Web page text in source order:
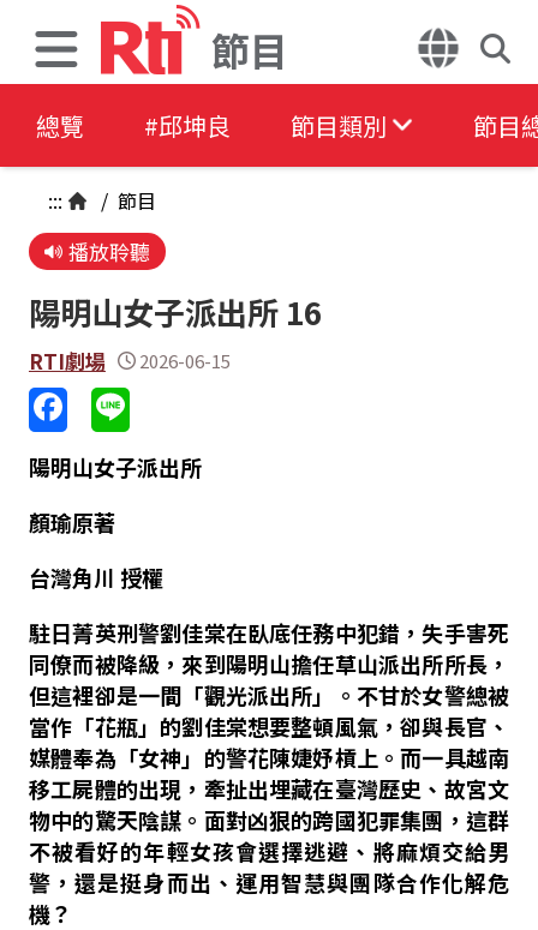
節目
總覽 #邱坤良 節目類別 節目
::: / 節目
播放聆聽
陽明山女子派出所 16
RTI劇場 2026-06-15
陽明山女子派出所
顏瑜原著
台灣角川 授權
駐日菁英刑警劉佳棠在臥底任務中犯錯，失手害死
同僚而被降級，來到陽明山擔任草山派出所所長，
但這裡卻是一間「觀光派出所」。不甘於女警總被
當作「花瓶」的劉佳棠想要整頓風氣，卻與長官、
媒體奉為「女神」的警花陳婕妤槓上。而一具越南
移工屍體的出現，牽扯出埋藏在臺灣歷史、故宮文
物中的驚天陰謀。面對凶狠的跨國犯罪集團，這群
不被看好的年輕女孩會選擇逃避、將麻煩交給男
警，還是挺身而出、運用智慧與團隊合作化解危
機？